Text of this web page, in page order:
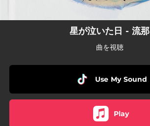
星が泣いた日 - 流那
曲を視聴
Use My Sound
Play